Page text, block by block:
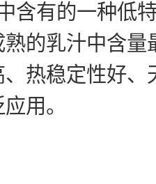
中含有的一种
的乳汁中含
热稳定性好
用。